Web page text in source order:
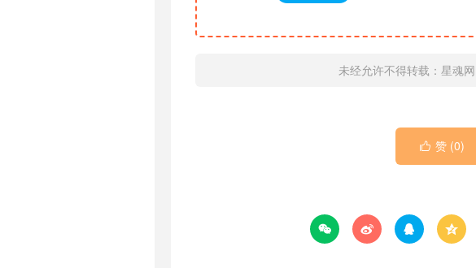
未经允许不得转载： 星魂网
 赞 (0)
   